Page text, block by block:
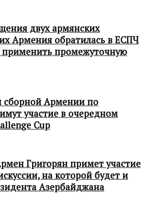
двух армянских
Армения обратилась в ЕСПЧ
применить промежуточную
сборной Армении по
участие в очередном
Cup
Григорян примет участие
на которой будет и
Азербайджана